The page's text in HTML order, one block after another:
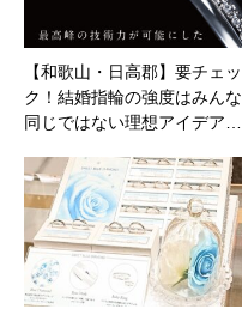
【和歌山・日高郡】要チェッ
ク！結婚指輪の強度はみんな
同じではない理想アイデア…